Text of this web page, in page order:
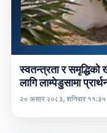
स्वतन्त्रता र समृद्धिको
लागि लाम्पेडुसामा
२० असार २०८३, शनिबार ११:३५